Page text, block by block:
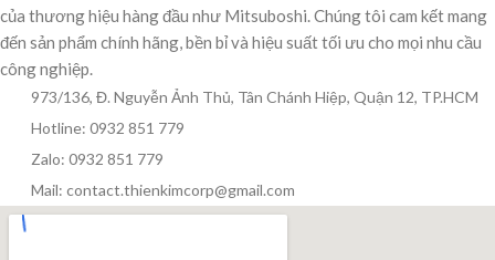
của thương hiệu hàng đầu như Mitsuboshi. Chúng tôi cam kết mang
đến sản phẩm chính hãng, bền bỉ và hiệu suất tối ưu cho mọi nhu cầu
công nghiệp.
973/136, Đ. Nguyễn Ảnh Thủ, Tân Chánh Hiệp, Quận 12, TP.HCM
Hotline: 0932 851 779
Zalo: 0932 851 779
Mail: contact.thienkimcorp@gmail.com